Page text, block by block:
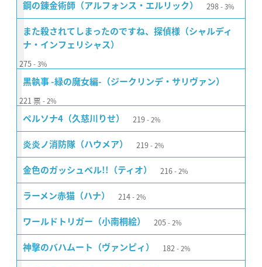
鋼の錬金術師（アルフォンス・エルリック） 298 3%
また殺されてしまったのですね、探偵様（シャルディ
ナ・インフェリシャス）
275 3%
黒執事 -緑の魔女編-（ジークリンデ・サリヴァン）
221 票 2%
ペルソナ4（久慈川りせ） 219 2%
炎炎ノ消防隊（ハウメア） 219 2%
金色のガッシュベル!!（ティオ） 216 2%
ラーメン赤猫（ハナ） 214 2%
ワールドトリガー（小南桐絵） 205 2%
神撃のバハムート（ヴァンピィ） 182 2%